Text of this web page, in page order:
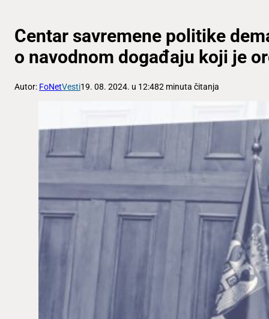
Centar savremene politike
o navodnom događaju koji je
Autor: FoNetVesti19. 08. 2024. u 12:482 minuta čitanja